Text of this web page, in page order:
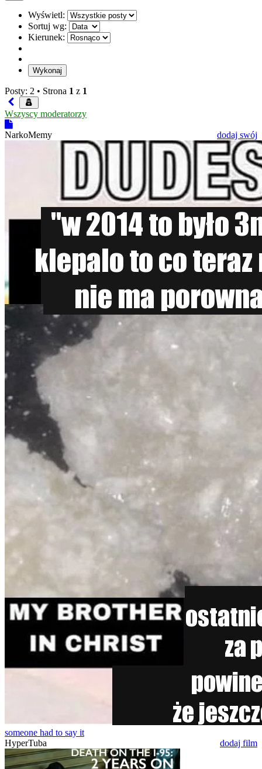
Wyświetl:
Sortuj wg:
Kierunek:
Posty: 2 • Strona 1 z 1
Wszyscy moderatorzy
NarkoMemy dodaj swój
someone had to say it
HyperTuba
dodaj film